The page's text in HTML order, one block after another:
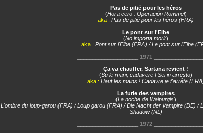
Pas de pitié pour les héros
(Hora cero : Operación Rommel)
aka : Pas de pitié pour les héros (FRA)
Le pont sur l'Elbe
(No importa morir)
aka : Pont sur l'Elbe (FRA) / Le pont sur l'Elbe
1971
Ça va chauffer, Sartana revient !
(Su le mani, cadavere ! Sei in arresto)
aka : Haut les mains ! Cadavre je t'arrête
La furie des vampires
(La noche de Walpurgis)
L'ombre du loup-garou (FRA) / Loup garou (FRA) / Die Nacht der Vampire (DE) /
Shadow (NL)
1972